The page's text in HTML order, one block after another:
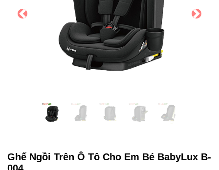
Ghế Ngồi Trên Ô Tô Cho Em Bé BabyLux B-